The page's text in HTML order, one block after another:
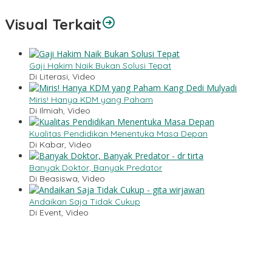
Visual Terkait
Gaji Hakim Naik Bukan Solusi Tepat
Di Literasi, Video
Miris! Hanya KDM yang Paham
Di Ilmiah, Video
Kualitas Pendidikan Menentuka Masa Depan
Di Kabar, Video
Banyak Doktor, Banyak Predator
Di Beasiswa, Video
Andaikan Saja Tidak Cukup
Di Event, Video